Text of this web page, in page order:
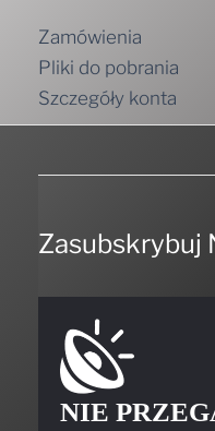
Zamówienia
Pliki do pobrania
Szczegóły konta
Zasubskrybuj
NIE